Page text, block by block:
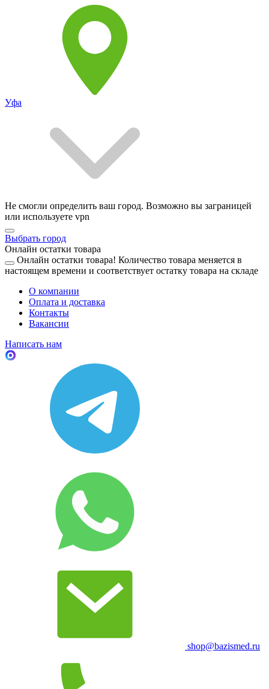
Уфа
Не смогли определить ваш город. Возможно вы заграницей
или используете vpn
Выбрать город
Онлайн остатки товара
Онлайн остатки товара! Количество товара меняется в
настоящем времени и соответствует остатку товара на складе
О компании
Оплата и доставка
Контакты
Вакансии
Написать нам
shop@bazismed.ru